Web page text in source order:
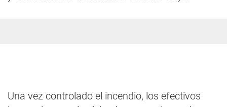
Una vez controlado el incendio, los efectivos